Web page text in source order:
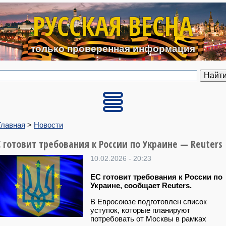
Перейти к основному
РУССКАЯ ВЕСНА
только проверенная информация
> Новости
готовит требования к России по Украине — Reuters
10.02.2026 - 20:23
ЕС готовит требования к России по
Украине, сообщает Reuters.
В Евросоюзе подготовлен список
уступок, которые планируют
потребовать от Москвы в рамках